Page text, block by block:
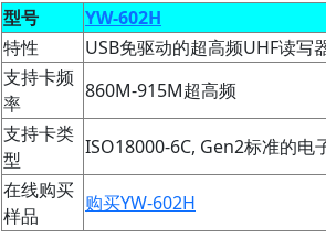
型号
YW-602H
特性
USB免驱动的超高频UHF读写
支持卡频
率
860M-915M超高频
支持卡类
型
ISO18000-6C, Gen2标准的电
在线购买
样品
购买YW-602H